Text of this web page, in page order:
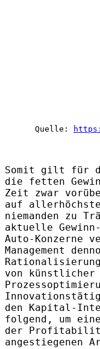
Quelle:
Somit gilt für
die fetten
Zeit zwar
auf
niemanden zu
aktuelle
Auto-Konzerne
Management
von
den Kapital-
folgend, um
der
angestiegenen